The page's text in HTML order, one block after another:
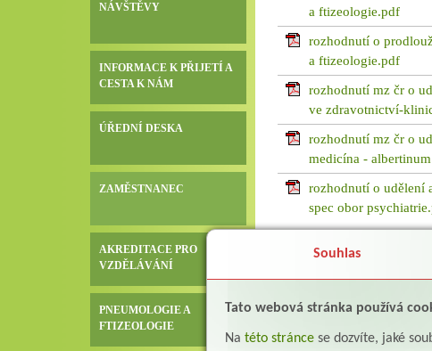
NÁVŠTĚVY
INFORMACE K PŘIJETÍ A
CESTA K NÁM
ÚŘEDNÍ DESKA
ZAMĚSTNANEC
AKREDITACE PRO
VZDĚLÁVÁNÍ
PNEUMOLOGIE A
FTIZEOLOGIE
a ftizeologie.pdf
rozhodnutí o
a ftizeologie.pdf
rozhodnutí mz čr o
ve zdravotnictví-
rozhodnutí mz čr o
medicína -
rozhodnutí o udělení
spec obor
Souhlas
Tato webová stránka používá
Na této stránce se dozvíte, jaké